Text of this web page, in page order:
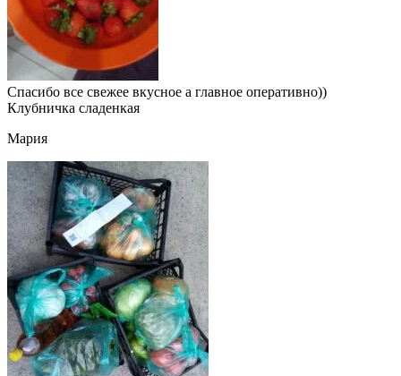
Спасибо все свежее вкусное а главное оперативно))
Клубничка сладенкая
Мария